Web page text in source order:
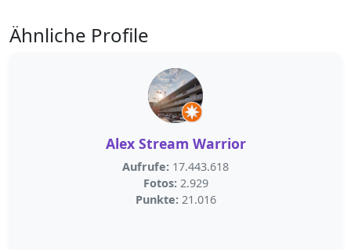
Ähnliche Profile
Alex Stream Warrior
Aufrufe: 17.443.618
Fotos: 2.929
Punkte: 21.016